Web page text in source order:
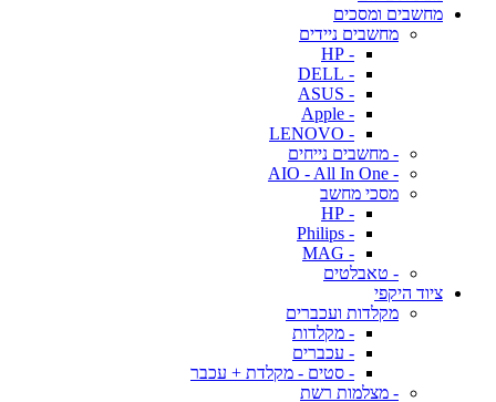
מחשבים ומסכים
מחשבים ניידים
- HP
- DELL
- ASUS
- Apple
- LENOVO
- מחשבים נייחים
- AIO - All In One
מסכי מחשב
- HP
- Philips
- MAG
- טאבלטים
ציוד היקפי
מקלדות ועכברים
- מקלדות
- עכברים
- סטים - מקלדת + עכבר
- מצלמות רשת